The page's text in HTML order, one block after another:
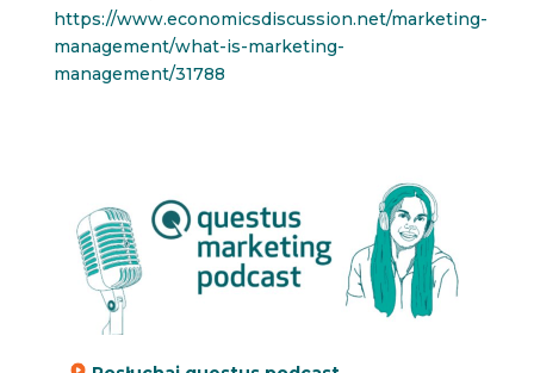
https://www.economicsdiscussion.net/marketing-
management/what-is-marketing-
management/31788